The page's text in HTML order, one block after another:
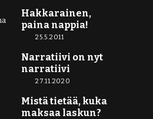
Hakkarainen,
paina nappia!
25.5.2011
Narratiivi on nyt
narratiivi
27.11.2020
Mistä tietää, kuka
maksaa laskun?